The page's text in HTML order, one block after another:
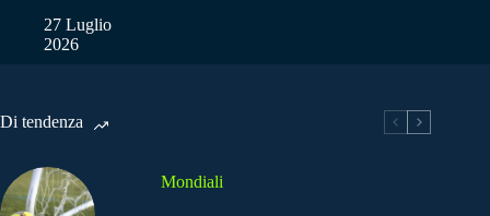
27 Luglio
2026
Di tendenza
Mondiali